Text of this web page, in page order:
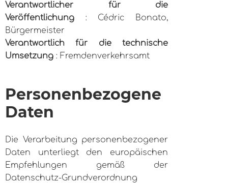
Verantwortlicher für die
Veröffentlichung : Cédric Bonato,
Bürgermeister
Verantwortlich für die technische
Umsetzung : Fremdenverkehrsamt
Personenbezogene
Daten
Die Verarbeitung personenbezogener
Daten unterliegt den europäischen
Empfehlungen gemäß der
Datenschutz-Grundverordnung